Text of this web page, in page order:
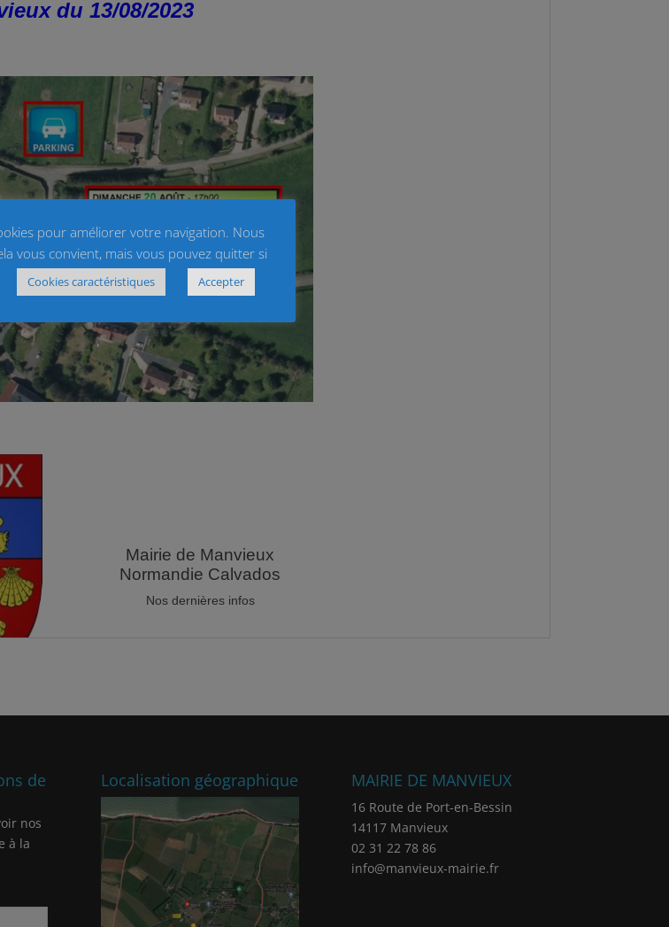
de
nos
à la
Localisation géographique MAIRIE DE MANVIEUX
16 Route de Port-en-Bessin
14117 Manvieux
02 31 22 78 86
info@manvieux-mairie.fr
pour améliorer votre navigation. Nous
vous convient, mais vous pouvez quitter si
Cookies caractéristiques Accepter